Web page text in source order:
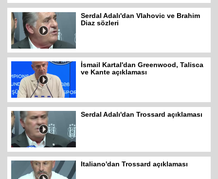
Serdal Adalı'dan Vlahovic ve Brahim
Diaz sözleri
İsmail Kartal'dan Greenwood, Talisca
ve Kante açıklaması
Serdal Adalı'dan Trossard açıklaması
Italiano'dan Trossard açıklaması